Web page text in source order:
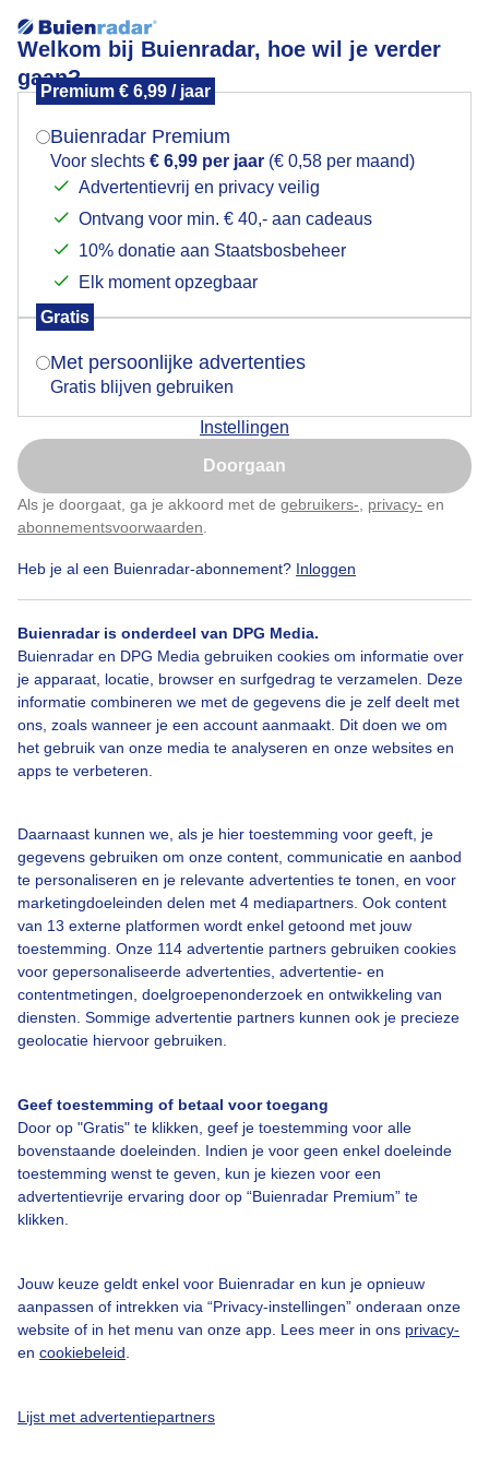
Welkom bij Buienradar, hoe wil je verder
gaan?
Premium € 6,99 / jaar
Buienradar Premium
Voor slechts € 6,99 per jaar (€ 0,58 per maand)
Advertentievrij en privacy veilig
Ontvang voor min. € 40,- aan cadeaus
10% donatie aan Staatsbosbeheer
Elk moment opzegbaar
Gratis
Met persoonlijke advertenties
Gratis blijven gebruiken
Instellingen
Doorgaan
Als je doorgaat, ga je akkoord met de gebruikers- privacy- en
abonnementsvoorwaarden
Heb je al een Buienradar-abonnement? Inloggen
Buienradar is onderdeel van DPG Media.
Buienradar en DPG Media gebruiken cookies om informatie over
je apparaat, locatie, browser en surfgedrag te verzamelen. Deze
informatie combineren we met de gegevens die je zelf deelt met
ons, zoals wanneer je een account aanmaakt. Dit doen we om
het gebruik van onze media te analyseren en onze websites en
apps te verbeteren.
Daarnaast kunnen we, als je hier toestemming voor geeft, je
gegevens gebruiken om onze content, communicatie en aanbod
te personaliseren en je relevante advertenties te tonen, en voor
marketingdoeleinden delen met 4 mediapartners. Ook content
van 13 externe platformen wordt enkel getoond met jouw
toestemming. Onze 114 advertentie partners gebruiken cookies
voor gepersonaliseerde advertenties, advertentie- en
contentmetingen, doelgroepenonderzoek en ontwikkeling van
diensten. Sommige advertentie partners kunnen ook je precieze
geolocatie hiervoor gebruiken.
Geef toestemming of betaal voor toegang
Door op "Gratis" te klikken, geef je toestemming voor alle
bovenstaande doeleinden. Indien je voor geen enkel doeleinde
toestemming wenst te geven, kun je kiezen voor een
advertentievrije ervaring door op “Buienradar Premium” te
klikken.
Jouw keuze geldt enkel voor Buienradar en kun je opnieuw
aanpassen of intrekken via “Privacy-instellingen” onderaan onze
website of in het menu van onze app. Lees meer in ons privacy-
en cookiebeleid
Lijst met advertentiepartners
"mei"kever
Door: Gert de Bruijn Gemaakt: 31-05-2025, 64x bekeken
Meikever Dieren
Bekijk slideshow
Over Buienradar
Bedrijfsgegevens
Contact
Toegankelijkheid
Gebruikersvoorwaarden
Adverteren
Privacy beleid
Cookie beleid
Mogen we je locatie gebruiken voor het
Indien je hier nog geen akkoord op hebt gegeven,
verschijnt er zo een pop-up uit je browser waarin
Is goed, toon de popup
Nu niet, misschien later
Klik hierom dit aan te passen